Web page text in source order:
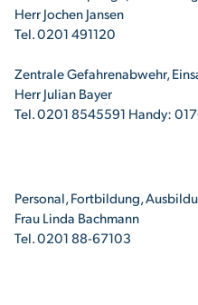
Herr Jochen Jansen
Tel. 0201 491120
Zentrale Gefahrenabwehr,
Herr Julian Bayer
Tel. 0201 8545591 Handy:
Personal, Fortbildung,
Frau Linda Bachmann
Tel. 0201 88-67103